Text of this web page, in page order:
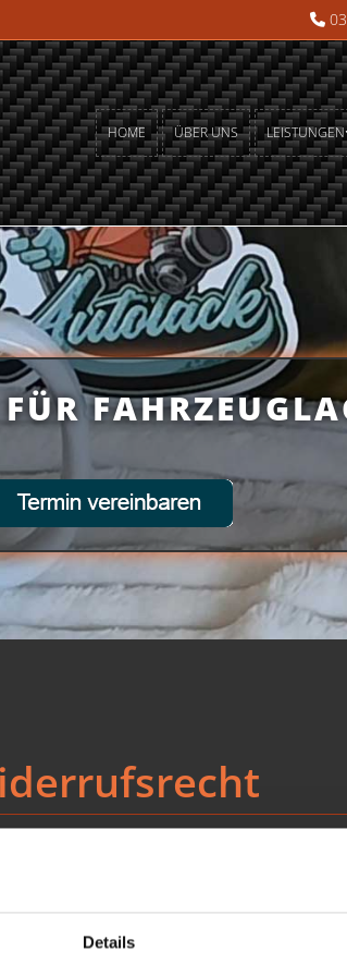
Details

HOME ÜBER UNS LEISTUNGEN
diesen Vertrag zu widerrufen.